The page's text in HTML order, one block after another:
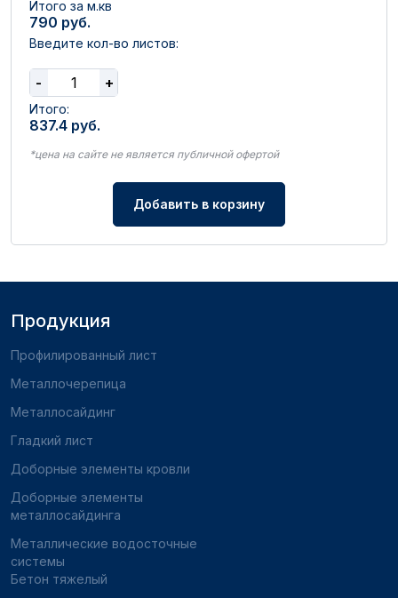
Итого за м.кв
790 руб.
Введите кол-во листов:
- +
Итого:
837.4 руб.
*цена на сайте не является публичной офертой
Добавить в корзину
Продукция
Профилированный лист
Металлочерепица
Металлосайдинг
Гладкий лист
Доборные элементы кровли
Доборные элементы
металлосайдинга
Металлические водосточные
системы
Бетон тяжелый